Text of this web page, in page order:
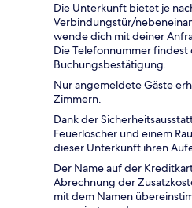
Die Unterkunft bietet je
Verbindungstür/
wende dich mit deiner
Die Telefonnummer findest
Buchungsbestätigung.
Nur angemeldete Gäste
Zimmern.
Dank der
Feuerlöscher und einem
dieser Unterkunft ihren
Der Name auf der
Abrechnung der
mit dem Namen